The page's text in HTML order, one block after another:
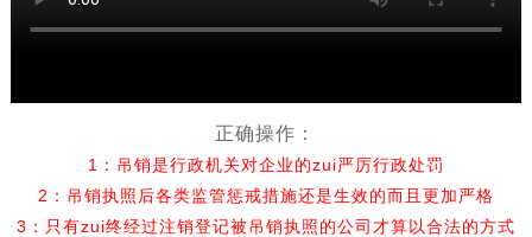
正确操作：
1：吊销是行政机关对企业的zui严厉行政处罚
2：吊销执照后各类监管惩戒措施还是生效的而且更加严格
3：只有zui终经过注销登记被吊销执照的公司才算以合法的方式